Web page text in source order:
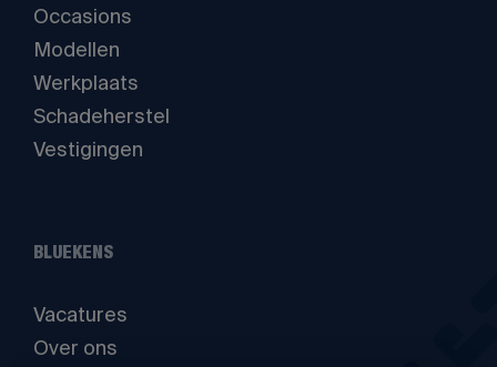
Occasions
Modellen
Werkplaats
Schadeherstel
Vestigingen
BLUEKENS
Vacatures
Over ons